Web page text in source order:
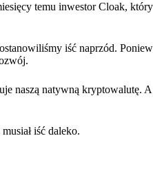
temu inwestor Cloak,
iść naprzód.
naszą natywną kryptowalutę.
iść daleko.